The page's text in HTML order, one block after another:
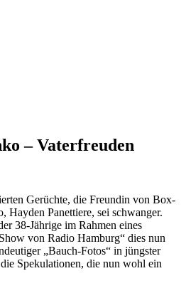
– Vaterfreuden
Gerüchte, die Freundin von Box-
Panettiere, sei schwanger.
38-Jährige im Rahmen eines
von Radio Hamburg“ dies nun
„Bauch-Fotos“ in jüngster
Spekulationen, die nun wohl ein